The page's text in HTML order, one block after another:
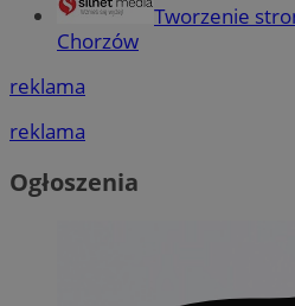
Tworzenie
Chorzów
reklama
reklama
Ogłoszenia